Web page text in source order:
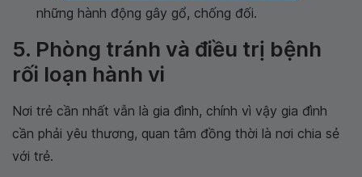
những hành động gây gổ, chống đối.
5. Phòng tránh và điều trị bệnh
rối loạn hành vi
Nơi trẻ cần nhất vẫn là gia đình, chính vì vậy gia đình
cần phải yêu thương, quan tâm đồng thời là nơi chia sẻ
với trẻ.